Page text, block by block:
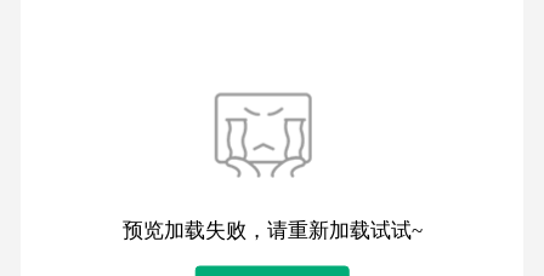
预览加载失败，请重新加载试试~